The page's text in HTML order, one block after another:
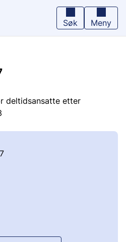
Søk Meny
deltidsansatte etter